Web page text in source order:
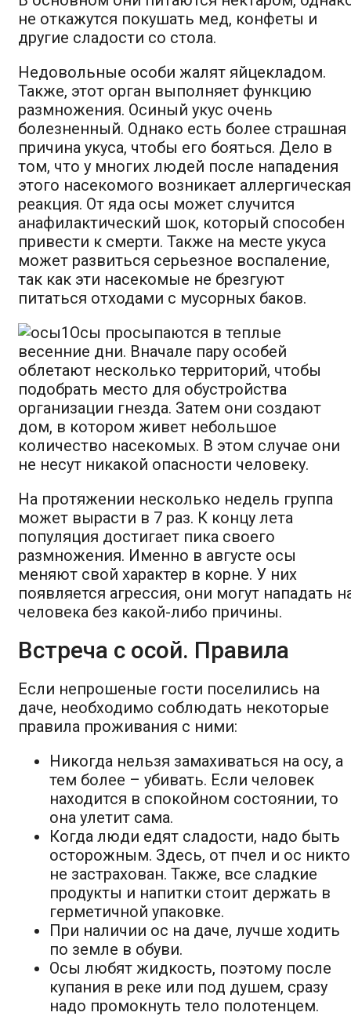
не откажутся покушать мед, конфеты и
другие сладости со стола.
Недовольные особи жалят яйцекладом.
Также, этот орган выполняет функцию
размножения. Осиный укус очень
болезненный. Однако есть более страшная
причина укуса, чтобы его бояться. Дело в
том, что у многих людей после нападения
этого насекомого возникает аллергическая
реакция. От яда осы может случится
анафилактический шок, который способен
привести к смерти. Также на месте укуса
может развиться серьезное воспаление,
так как эти насекомые не брезгуют
питаться отходами с мусорных баков.
Осы просыпаются в теплые
весенние дни. Вначале пару особей
облетают несколько территорий, чтобы
подобрать место для обустройства
организации гнезда. Затем они создают
дом, в котором живет небольшое
количество насекомых. В этом случае они
не несут никакой опасности человеку.
На протяжении несколько недель группа
может вырасти в 7 раз. К концу лета
популяция достигает пика своего
размножения. Именно в августе осы
меняют свой характер в корне. У них
появляется агрессия, они могут нападать
человека без какой-либо причины.
Встреча с осой. Правила
Если непрошеные гости поселились на
даче, необходимо соблюдать некоторые
правила проживания с ними:
Никогда нельзя замахиваться на осу, а
тем более – убивать. Если человек
находится в спокойном состоянии, то
она улетит сама.
Когда люди едят сладости, надо быть
осторожным. Здесь, от пчел и ос никто
не застрахован. Также, все сладкие
продукты и напитки стоит держать в
герметичной упаковке.
При наличии ос на даче, лучше ходить
по земле в обуви.
Осы любят жидкость, поэтому после
купания в реке или под душем, сразу
надо промокнуть тело полотенцем.